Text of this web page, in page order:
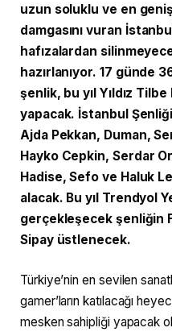
uzun soluklu ve en
damgasını vuran
hafızalardan
hazırlanıyor. 17 günde
şenlik, bu yıl Yıldız Tilbe
yapacak. İstanbul
Ajda Pekkan, Duman,
Hayko Cepkin, Serdar
Hadise, Sefo ve Haluk
alacak. Bu yıl Trendyol
gerçekleşecek şenliğin
Sipay üstlenecek.
Türkiye’nin en sevilen
gamer’ların katılacağı
mesken sahipliği yapacak